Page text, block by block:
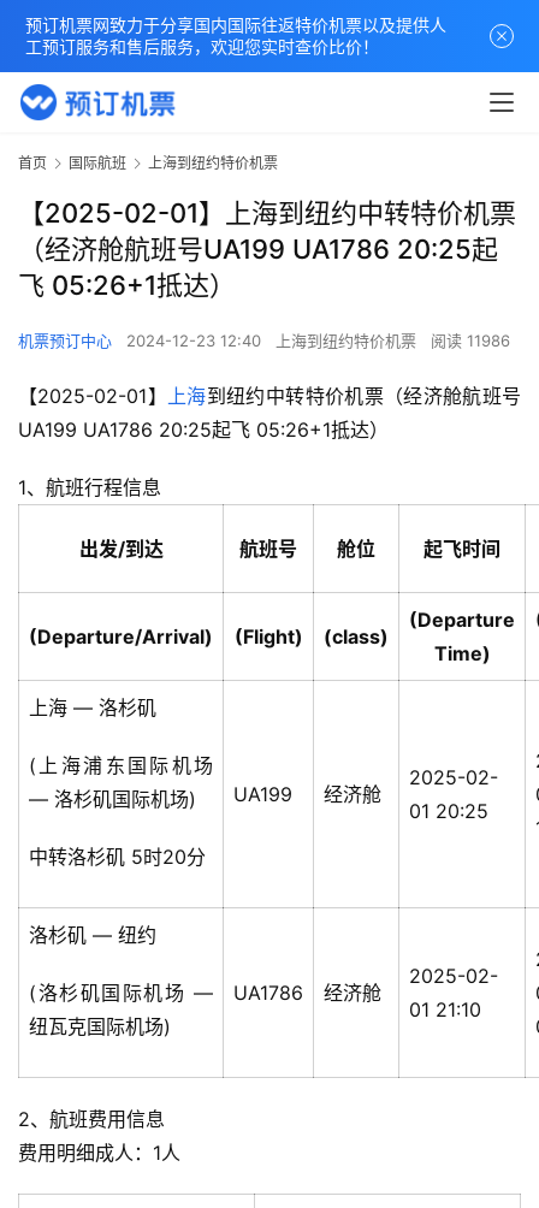
首页 国际航班 上海到纽约特价机票
【2025-02-01】上海到纽约中转特价机票
（经济舱航班号UA199 UA1786 20:25起
飞 05:26+1抵达）
机票预订中心 2024-12-23 12:40 上海到纽约特价机票 阅读 11986
【2025-02-01】 上海到纽约中转特价机票（经济舱航班号
UA199 UA1786 20:25起飞 05:26+1抵达）
1、航班行程信息
出发/到达 航班号 舱位 起飞时间
(Departure/Arrival) (Flight) (class)
(Departure
Time)
上海 — 洛杉矶
(上海浦东国际机场
— 洛杉矶国际机场)
中转洛杉矶 5时20分
UA199 经济舱
2025-02-
01 20:25
洛杉矶 — 纽约
(洛杉矶国际机场 —
纽瓦克国际机场)
UA1786 经济舱
2025-02-
01 21:10
2、航班费用信息
费用明细成人：1人
预订机票网致力于分享国内国际往返特价机票以及提供人
工预订服务和售后服务，欢迎您实时查价比价！